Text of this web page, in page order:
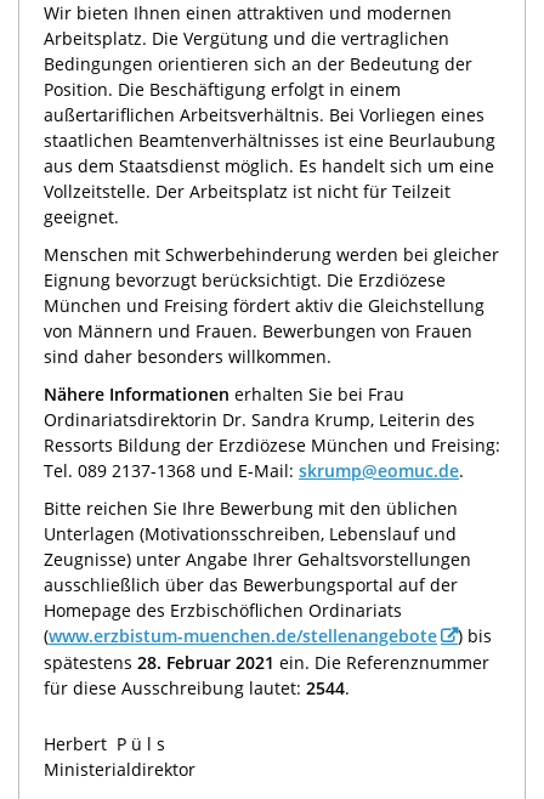
Wir bieten Ihnen einen attraktiven und modernen
Arbeitsplatz. Die Vergütung und die vertraglichen
Bedingungen orientieren sich an der Bedeutung der
Position. Die Beschäftigung erfolgt in einem
außertariflichen Arbeitsverhältnis. Bei Vorliegen eines
staatlichen Beamtenverhältnisses ist eine Beurlaubung
aus dem Staatsdienst möglich. Es handelt sich um eine
Vollzeitstelle. Der Arbeitsplatz ist nicht für Teilzeit
geeignet.
Menschen mit Schwerbehinderung werden bei gleicher
Eignung bevorzugt berücksichtigt. Die Erzdiözese
München und Freising fördert aktiv die Gleichstellung
von Männern und Frauen. Bewerbungen von Frauen
sind daher besonders willkommen.
Nähere Informationen erhalten Sie bei Frau
Ordinariatsdirektorin Dr. Sandra Krump, Leiterin des
Ressorts Bildung der Erzdiözese München und Freising:
Tel. 089 2137-1368 und E-Mail: skrump@eomuc.de.
Bitte reichen Sie Ihre Bewerbung mit den üblichen
Unterlagen (Motivationsschreiben, Lebenslauf und
Zeugnisse) unter Angabe Ihrer Gehaltsvorstellungen
ausschließlich über das Bewerbungsportal auf der
Homepage des Erzbischöflichen Ordinariats
(www.erzbistum-muenchen.de/stellenangebote
) bis
spätestens 28. Februar 2021 ein. Die Referenznummer
für diese Ausschreibung lautet: 2544.
Herbert Püls
Ministerialdirektor